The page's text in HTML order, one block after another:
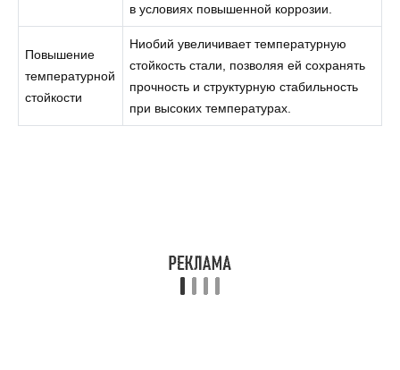
в условиях повышенной коррозии.
Повышение
температурной
стойкости
Ниобий увеличивает температурную
стойкость стали, позволяя ей сохранять
прочность и структурную стабильность
при высоких температурах.